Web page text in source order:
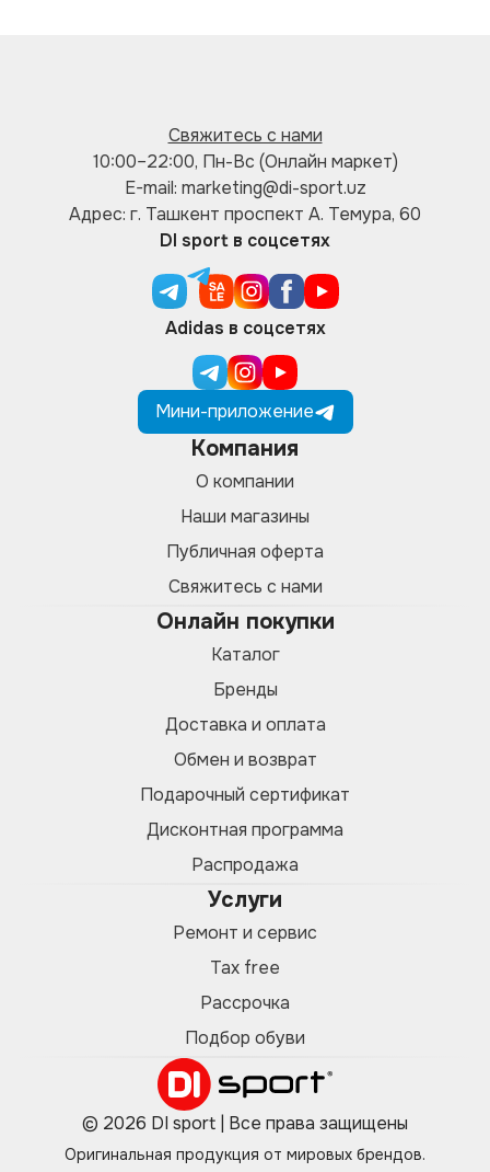
Свяжитесь с нами
10:00–22:00, Пн-Вс (Онлайн маркет)
E-mail: marketing@di-sport.uz
Адрес: г. Ташкент проспект А. Темура, 60
DI sport в соцсетях
Adidas в соцсетях
Мини-приложение
Компания
О компании
Наши магазины
Публичная оферта
Свяжитесь с нами
Онлайн покупки
Каталог
Бренды
Доставка и оплата
Обмен и возврат
Подарочный сертификат
Дисконтная программа
Распродажа
Услуги
Ремонт и сервис
Tax free
Рассрочка
Подбор обуви
© 2026 DI sport | Все права защищены
Оригинальная продукция от мировых брендов.